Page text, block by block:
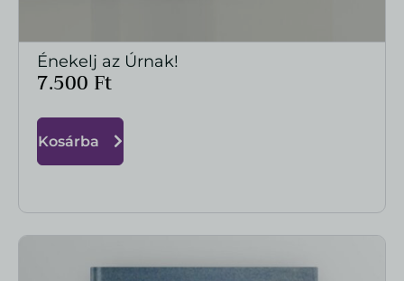
MEGTEKINTÉS
Énekelj az Úrnak!
7.500 Ft
Kosárba